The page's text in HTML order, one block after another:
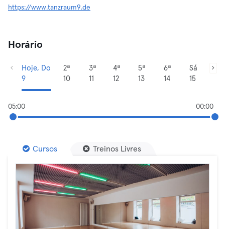
https://www.tanzraum9.de
Horário
Hoje, Do
9
2ª
10
3ª
11
4ª
12
5ª
13
6ª
14
Sá
15
05:00 00:00
Cursos Treinos Livres